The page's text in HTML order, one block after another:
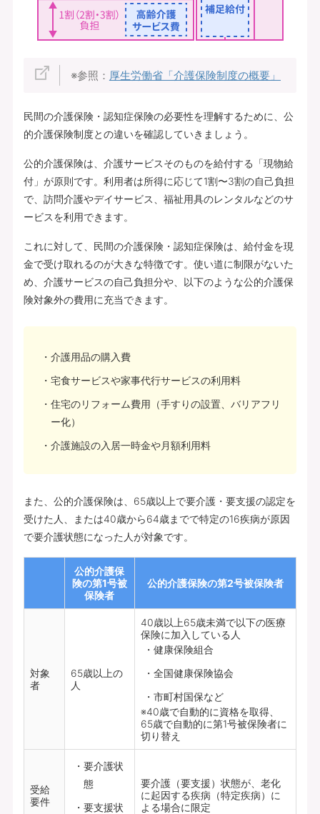
※参照： 厚生労働省「介護保険制度の概要」
民間の介護保険・認知症保険の必要性を理解するために、公
的介護保険制度との違いを確認していきましょう。
公的介護保険は、介護サービスそのものを給付する「現物給
付」が原則です。利用者は所得に応じて1割〜3割の自己負担
で、訪問介護やデイサービス、福祉用具のレンタルなどのサ
ービスを利用できます。
これに対して、民間の介護保険・認知症保険は、給付金を現
金で受け取れるのが大きな特徴です。使い道に制限がないた
め、介護サービスの自己負担分や、以下のような公的介護保
険対象外の費用に充当できます。
介護用品の購入費
宅食サービスや家事代行サービスの利用料
住宅のリフォーム費用（手すりの設置、バリアフリ
ー化）
介護施設の入居一時金や月額利用料
また、公的介護保険は、65歳以上で要介護・要支援の認定を
受けた人、または40歳から64歳までで特定の16疾病が原因
で要介護状態になった人が対象です。
公的介護保
険の第1号被
保険者
公的介護保険の第2号被保険者
対象
者
65歳以上の
人
40歳以上65歳未満で以下の医療
保険に加入している人
健康保険組合
全国健康保険協会
市町村国保など
※40歳で自動的に資格を取得、
65歳で自動的に第1号被保険者に
切り替え
受給
要件
要介護状
態
要支援状
要介護（要支援）状態が、老化
に起因する疾病（特定疾病）に
よる場合に限定